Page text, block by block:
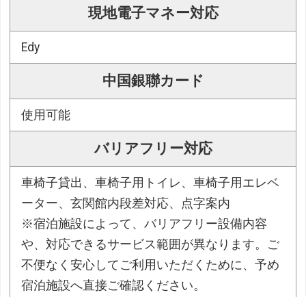
現地電子マネー対応
Edy
中国銀聯カード
使用可能
バリアフリー対応
車椅子貸出、車椅子用トイレ、車椅子用エレベ
ーター、玄関館内段差対応、点字案内
※宿泊施設によって、バリアフリー設備内容
や、対応できるサービス範囲が異なります。ご
不便なく安心してご利用いただくために、予め
宿泊施設へ直接ご確認ください。